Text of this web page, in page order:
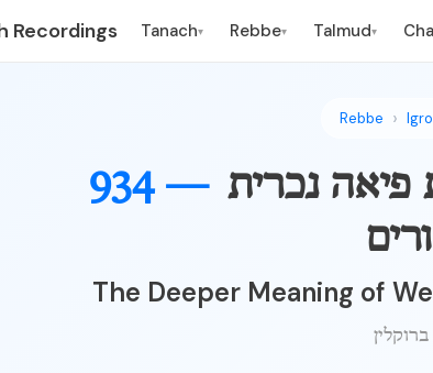
Recordings Tanach▾ Rebbe▾ Talmud▾
Rebbe
934 — נכרית
The Deeper Meaning of